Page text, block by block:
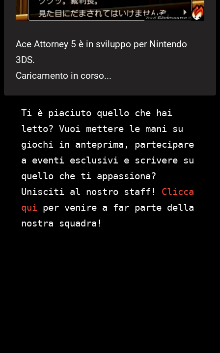
Ace Attorney 5 è in sviluppo per Nintendo
3DS.
Caricamento in corso...
Ti è piaciuto quello che hai
letto? Vuoi mettere le mani su
giochi in anteprima, partecipare
a eventi esclusivi e scrivere su
quello che ti appassiona?
Unisciti al nostro staff! Clicca
qui per venire a far parte della
nostra squadra!